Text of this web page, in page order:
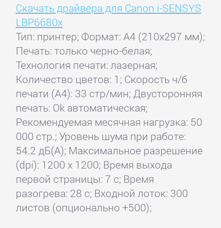
Скачать драйвера для Canon i-SENSYS
LBP6680x
Тип: принтер; Формат: A4 (210x297 мм);
Печать: только черно-белая;
Технология печати: лазерная;
Количество цветов: 1; Скорость ч/б
печати (А4): 33 стр/мин; Двусторонняя
печать: Ok автоматическая;
Рекомендуемая месячная нагрузка: 50
000 стр.; Уровень шума при работе:
54.2 дБ(А); Максимальное разрешение
(dpi): 1200 x 1200; Время выхода
первой страницы: 7 с; Время
разогрева: 28 с; Входной лоток: 300
листов (опционально +500);